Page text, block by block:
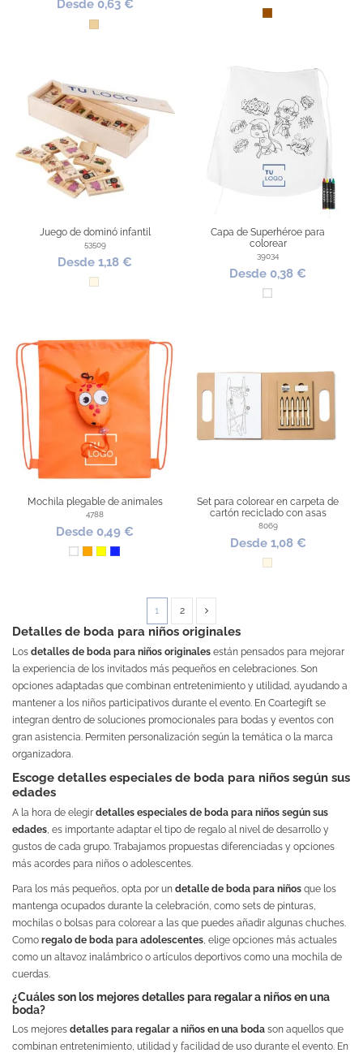
Desde 0,63 €
Madera
Marrón
Juego de dominó infantil
53509
Desde 1,18 €
Natural
Capa de Superhéroe para
colorear
39034
Desde 0,38 €
Blanco
Mochila plegable de animales
4788
Desde 0,49 €
Blanco
Naranja
Amarillo
Azul Royal
Set para colorear en carpeta de
cartón reciclado con asas
8069
Desde 1,08 €
Natural
1 2
Detalles de boda para niños originales
Los detalles de boda para niños originales están pensados para mejorar
la experiencia de los invitados más pequeños en celebraciones. Son
opciones adaptadas que combinan entretenimiento y utilidad, ayudando a
mantener a los niños participativos durante el evento. En Coartegift se
integran dentro de soluciones promocionales para bodas y eventos con
gran asistencia. Permiten personalización según la temática o la marca
organizadora.
Escoge detalles especiales de boda para niños según sus
edades
A la hora de elegir detalles especiales de boda para niños según sus
edades, es importante adaptar el tipo de regalo al nivel de desarrollo y
gustos de cada grupo. Trabajamos propuestas diferenciadas y opciones
más acordes para niños o adolescentes.
Para los más pequeños, opta por un detalle de boda para niños que los
mantenga ocupados durante la celebración, como sets de pinturas,
mochilas o bolsas para colorear a las que puedes añadir algunas chuches.
Como regalo de boda para adolescentes, elige opciones más actuales
como un altavoz inalámbrico o artículos deportivos como una mochila de
cuerdas.
¿Cuáles son los mejores detalles para regalar a niños en una
boda?
Los mejores detalles para regalar a niños en una boda son aquellos que
combinan entretenimiento, utilidad y facilidad de uso durante el evento. En